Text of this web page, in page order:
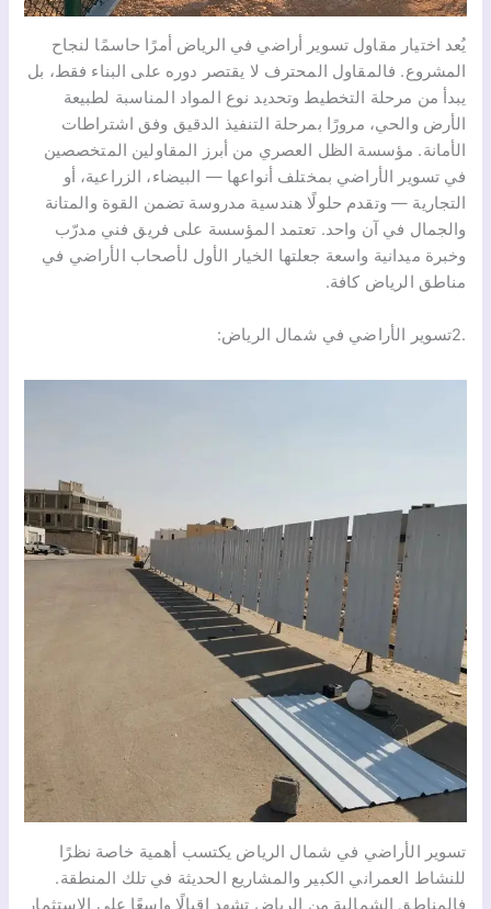
يُعد اختيار مقاول تسوير أراضي في الرياض أمرًا حاسمًا لنجاح
المشروع. فالمقاول المحترف لا يقتصر دوره على البناء فقط، بل
يبدأ من مرحلة التخطيط وتحديد نوع المواد المناسبة لطبيعة
الأرض والحي، مرورًا بمرحلة التنفيذ الدقيق وفق اشتراطات
الأمانة. مؤسسة الظل العصري من أبرز المقاولين المتخصصين
في تسوير الأراضي بمختلف أنواعها — البيضاء، الزراعية، أو
التجارية — وتقدم حلولًا هندسية مدروسة تضمن القوة والمتانة
والجمال في آن واحد. تعتمد المؤسسة على فريق فني مدرّب
وخبرة ميدانية واسعة جعلتها الخيار الأول لأصحاب الأراضي في
مناطق الرياض كافة.
.2تسوير الأراضي في شمال الرياض:
تسوير الأراضي في شمال الرياض يكتسب أهمية خاصة نظرًا
للنشاط العمراني الكبير والمشاريع الحديثة في تلك المنطقة.
فالمناطق الشمالية من الرياض تشهد إقبالًا واسعًا على الاستثمار